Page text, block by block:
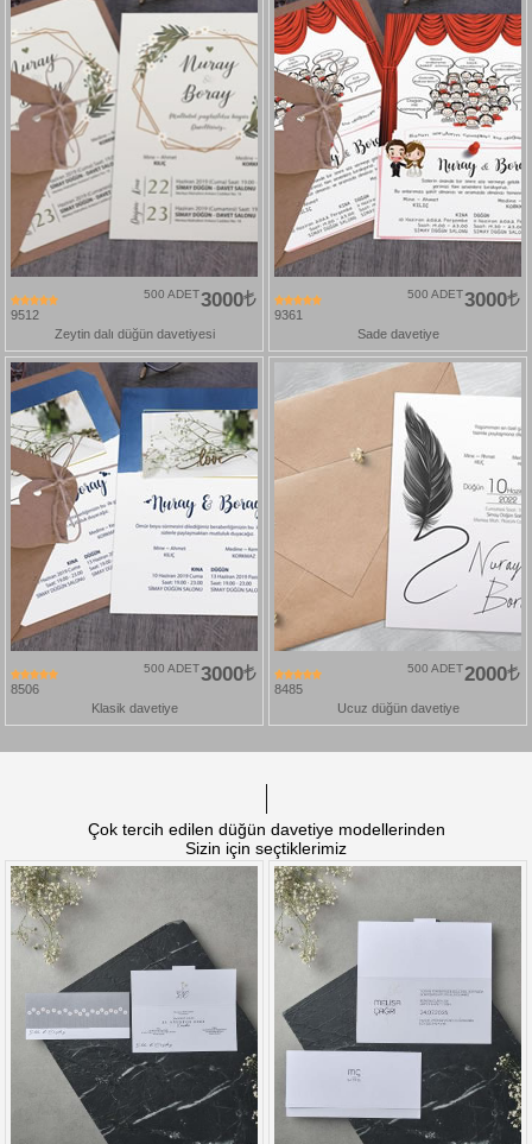
9512
3000
500 ADET
Zeytin dalı düğün davetiyesi
9361
3000
500 ADET
Sade davetiye
8506
3000
500 ADET
Klasik davetiye
8485
2000
500 ADET
Ucuz düğün davetiye
Çok tercih edilen düğün davetiye modellerinden
Sizin için seçtiklerimiz